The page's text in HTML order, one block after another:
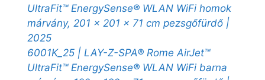
UltraFit™ EnergySense® WLAN WiFi homok
márvány, 201 x 201 x 71 cm pezsgőfürdő |
2025
6001K_25 | LAY-Z-SPA® Rome AirJet™
UltraFit™ EnergySense® WLAN WiFi barna